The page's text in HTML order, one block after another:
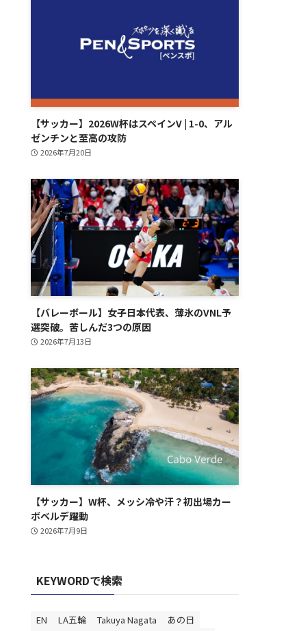
【サッカー】2026W杯はスペインV | 1-0、アル
ゼンチンと至高の攻防
2026年7月20日
【バレーボール】女子日本代表、薄氷のVNL予
選突破。苦しんだ3つの原因
2026年7月13日
【サッカー】W杯、メッシ冷や汗？初出場カー
ボベルデ躍動
2026年7月9日
KEYWORDで検索
EN LA五輪 Takuya Nagata
あの日